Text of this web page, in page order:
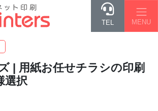
TEL MENU
| 用紙お任せチラシの印刷
選択